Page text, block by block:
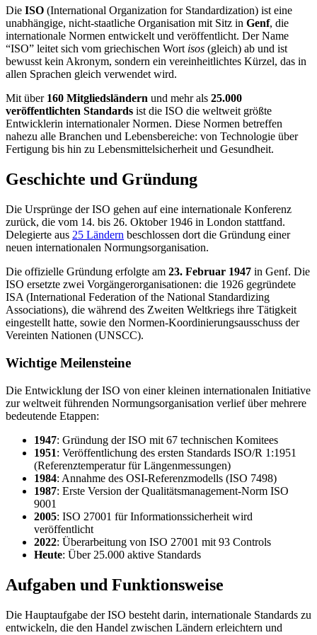
Die ISO (International Organization for Standardization) ist eine
unabhängige, nicht-staatliche Organisation mit Sitz in Genf, die
internationale Normen entwickelt und veröffentlicht. Der Name
“ISO” leitet sich vom griechischen Wort isos (gleich) ab und ist
bewusst kein Akronym, sondern ein vereinheitlichtes Kürzel, das in
allen Sprachen gleich verwendet wird.
Mit über 160 Mitgliedsländern und mehr als 25.000
veröffentlichten Standards ist die ISO die weltweit größte
Entwicklerin internationaler Normen. Diese Normen betreffen
nahezu alle Branchen und Lebensbereiche: von Technologie über
Fertigung bis hin zu Lebensmittelsicherheit und Gesundheit.
Geschichte und Gründung
Die Ursprünge der ISO gehen auf eine internationale Konferenz
zurück, die vom 14. bis 26. Oktober 1946 in London stattfand.
Delegierte aus 25 Ländern beschlossen dort die Gründung einer
neuen internationalen Normungsorganisation.
Die offizielle Gründung erfolgte am 23. Februar 1947 in Genf. Die
ISO ersetzte zwei Vorgängerorganisationen: die 1926 gegründete
ISA (International Federation of the National Standardizing
Associations), die während des Zweiten Weltkriegs ihre Tätigkeit
eingestellt hatte, sowie den Normen-Koordinierungsausschuss der
Vereinten Nationen (UNSCC).
Wichtige Meilensteine
Die Entwicklung der ISO von einer kleinen internationalen Initiative
zur weltweit führenden Normungsorganisation verlief über mehrere
bedeutende Etappen:
1947: Gründung der ISO mit 67 technischen Komitees
1951: Veröffentlichung des ersten Standards ISO/R 1:1951
(Referenztemperatur für Längenmessungen)
1984: Annahme des OSI-Referenzmodells (ISO 7498)
1987: Erste Version der Qualitätsmanagement-Norm ISO
9001
2005: ISO 27001 für Informationssicherheit wird
veröffentlicht
2022: Überarbeitung von ISO 27001 mit 93 Controls
Heute: Über 25.000 aktive Standards
Aufgaben und Funktionsweise
Die Hauptaufgabe der ISO besteht darin, internationale Standards zu
entwickeln, die den Handel zwischen Ländern erleichtern und